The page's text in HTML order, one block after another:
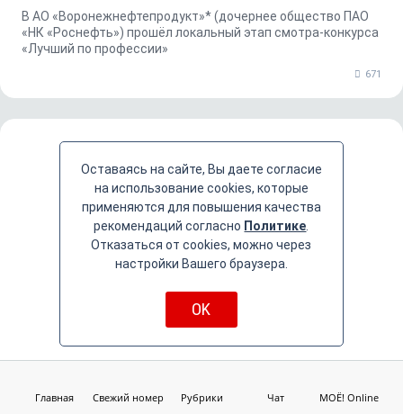
В АО «Воронежнефтепродукт»* (дочернее общество ПАО
«НК «Роснефть») прошёл локальный этап смотра-конкурса
«Лучший по профессии»
671
В Россоши обсудили перспективы создания комфортных
Главная Свежий номер Рубрики Чат МОЁ! Online
Оставаясь на сайте, Вы даете согласие
на использование cookies, которые
применяются для повышения качества
рекомендаций согласно Политике
Отказаться от cookies, можно через
настройки Вашего браузера.
OK